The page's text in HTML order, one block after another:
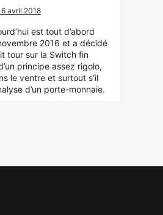
avril 2018
est tout d’abord
2016 et a décidé
tour sur la Switch fin
principe assez rigolo,
le ventre et surtout s’il
d’un porte-monnaie.